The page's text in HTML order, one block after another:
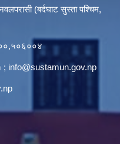
(बर्दघाट सुस्ता पश्चिम,
; info@sustamun.gov.np